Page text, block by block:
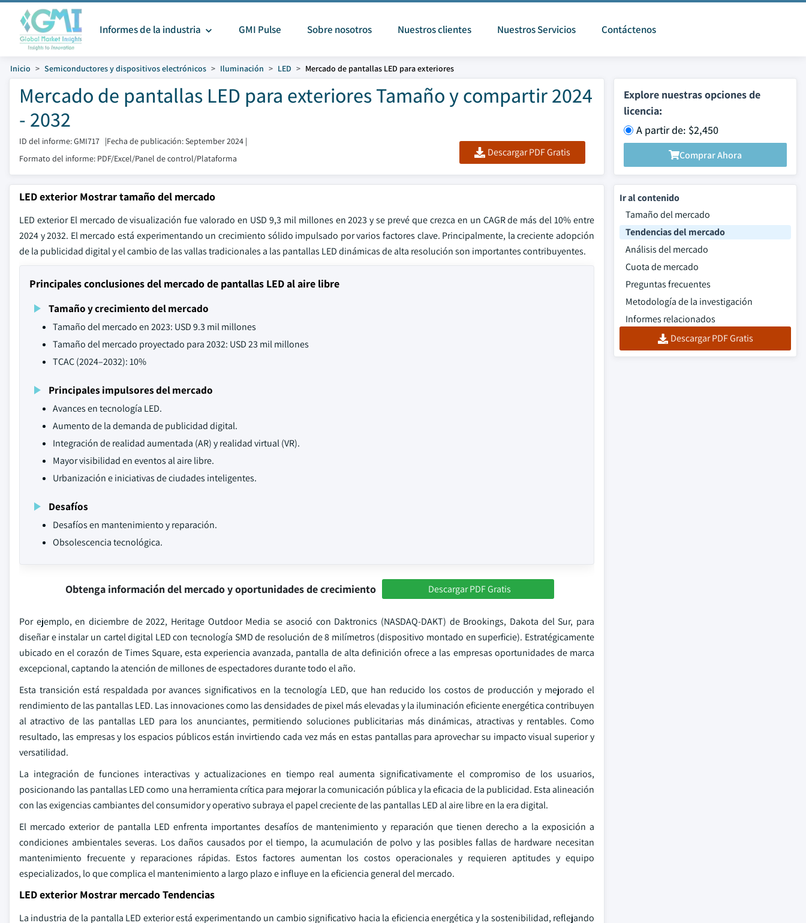
Informes de la industria GMI Pulse Sobre nosotros Nuestros clientes Nuestros Servicios Contáctenos
Inicio Semiconductores y dispositivos electrónicos Iluminación LED Mercado de pantallas LED para exteriores
Mercado de pantallas LED para exteriores Tamaño y compartir 2024
- 2032
ID del informe: GMI717 |Fecha de publicación: September 2024 |
Formato del informe: PDF/Excel/Panel de control/Plataforma
Descargar PDF Gratis
Explore nuestras opciones de
licencia:
A partir de: $2,450
Comprar Ahora
LED exterior Mostrar tamaño del mercado
LED exterior El mercado de visualización fue valorado en USD 9,3 mil millones en 2023 y se prevé que crezca en un CAGR de más del 10% entre
2024 y 2032. El mercado está experimentando un crecimiento sólido impulsado por varios factores clave. Principalmente, la creciente adopción
de la publicidad digital y el cambio de las vallas tradicionales a las pantallas LED dinámicas de alta resolución son importantes contribuyentes.
Principales conclusiones del mercado de pantallas LED al aire libre
Tamaño y crecimiento del mercado
Tamaño del mercado en 2023: USD 9.3 mil millones
Tamaño del mercado proyectado para 2032: USD 23 mil millones
TCAC (2024–2032): 10%
Principales impulsores del mercado
Avances en tecnología LED.
Aumento de la demanda de publicidad digital.
Integración de realidad aumentada (AR) y realidad virtual (VR).
Mayor visibilidad en eventos al aire libre.
Urbanización e iniciativas de ciudades inteligentes.
Desafíos
Desafíos en mantenimiento y reparación.
Obsolescencia tecnológica.
Obtenga información del mercado y oportunidades de crecimiento Descargar PDF Gratis
Por ejemplo, en diciembre de 2022, Heritage Outdoor Media se asoció con Daktronics (NASDAQ-DAKT) de Brookings, Dakota del Sur, para
diseñar e instalar un cartel digital LED con tecnología SMD de resolución de 8 milímetros (dispositivo montado en superficie). Estratégicamente
ubicado en el corazón de Times Square, esta experiencia avanzada, pantalla de alta definición ofrece a las empresas oportunidades de marca
excepcional, captando la atención de millones de espectadores durante todo el año.
Esta transición está respaldada por avances significativos en la tecnología LED, que han reducido los costos de producción y mejorado el
rendimiento de las pantallas LED. Las innovaciones como las densidades de pixel más elevadas y la iluminación eficiente energética contribuyen
al atractivo de las pantallas LED para los anunciantes, permitiendo soluciones publicitarias más dinámicas, atractivas y rentables. Como
resultado, las empresas y los espacios públicos están invirtiendo cada vez más en estas pantallas para aprovechar su impacto visual superior y
versatilidad.
La integración de funciones interactivas y actualizaciones en tiempo real aumenta significativamente el compromiso de los usuarios,
posicionando las pantallas LED como una herramienta crítica para mejorar la comunicación pública y la eficacia de la publicidad. Esta alineación
con las exigencias cambiantes del consumidor y operativo subraya el papel creciente de las pantallas LED al aire libre en la era digital.
El mercado exterior de pantalla LED enfrenta importantes desafíos de mantenimiento y reparación que tienen derecho a la exposición a
condiciones ambientales severas. Los daños causados por el tiempo, la acumulación de polvo y las posibles fallas de hardware necesitan
mantenimiento frecuente y reparaciones rápidas. Estos factores aumentan los costos operacionales y requieren aptitudes y equipo
especializados, lo que complica el mantenimiento a largo plazo e influye en la eficiencia general del mercado.
LED exterior Mostrar mercado Tendencias
La industria de la pantalla LED exterior está experimentando un cambio significativo hacia la eficiencia energética y la sostenibilidad, reflejando
Ir al contenido
Tamaño del mercado
Tendencias del mercado
Análisis del mercado
Cuota de mercado
Preguntas frecuentes
Metodología de la investigación
Informes relacionados
Descargar PDF Gratis